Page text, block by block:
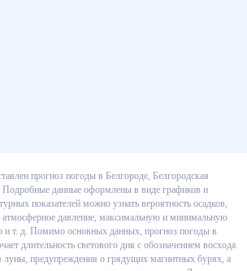
прогноз погоды в Белгороде,
на 7 дней. Подробные данные оформлены
где кроме температурных показателей можно
относительную влажность, атмосферное
и минимальную температуру по ощущению и т.
прогноз погоды в Белгороде на неделю
светового дня с обозначением восхода и захода